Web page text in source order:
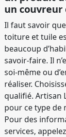
un
Il faut savoir
toiture et tuile
beaucoup
savoir-faire. Il
soi-même ou
réaliser.
qualifié. Artisan
pour ce type de
Pour des
services,